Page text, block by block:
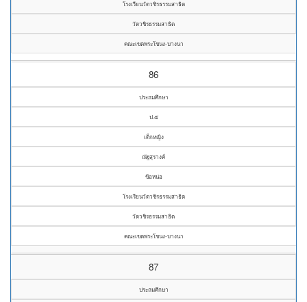
โรงเรียนวัดวชิรธรรมสาธิต
วัดวชิรธรรมสาธิต
คณะเขตพระโขนง-บางนา
86
ประถมศึกษา
ป.๕
เด็กหญิง
ณัฐสุรางค์
ข้อหน่อ
โรงเรียนวัดวชิรธรรมสาธิต
วัดวชิรธรรมสาธิต
คณะเขตพระโขนง-บางนา
87
ประถมศึกษา